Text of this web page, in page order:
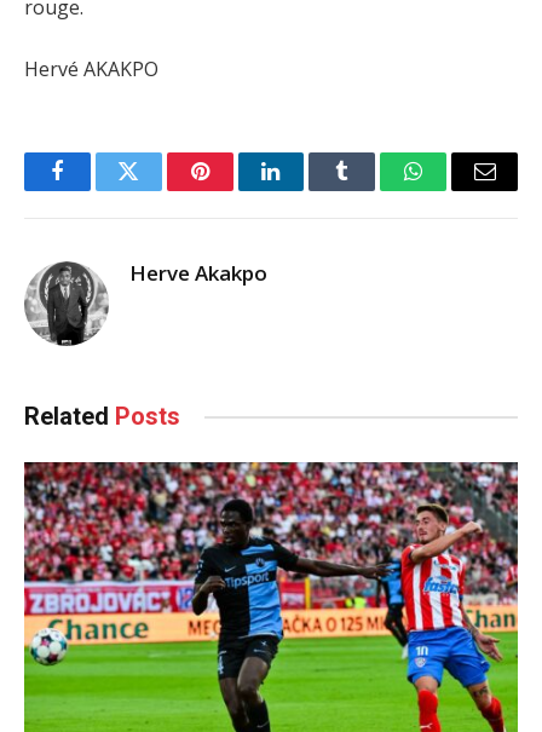
rouge.
Hervé AKAKPO
FacebookTwitter PinterestLinkedInTumblr WhatsAppEmail
Herve Akakpo
Related Posts